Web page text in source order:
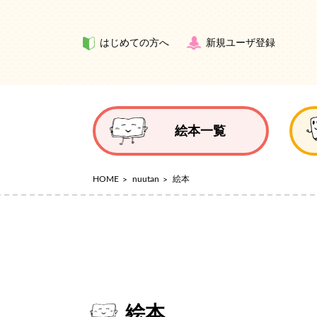
はじめての方へ 新規ユーザ登録
絵本一覧
HOME nuutan 絵本